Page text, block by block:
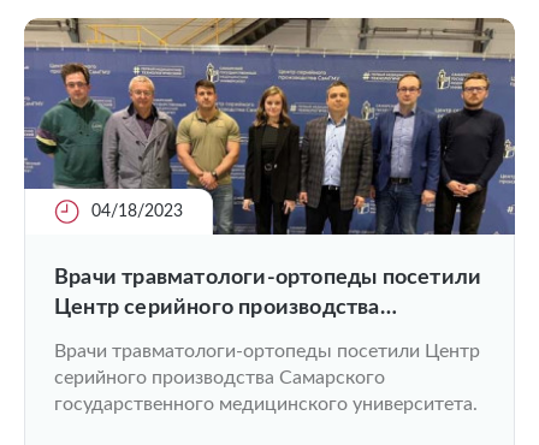
04/18/2023
Врачи травматологи-ортопеды посетили
Центр серийного производства
медицинского университета
Врачи травматологи-ортопеды посетили Центр
серийного производства Самарского
государственного медицинского университета.